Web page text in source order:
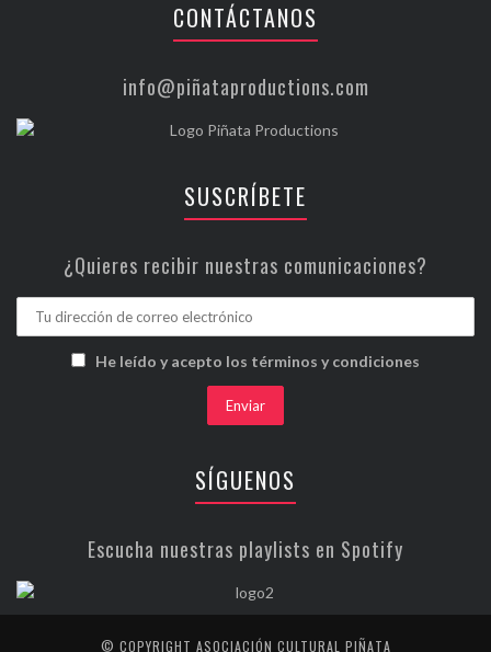
CONTÁCTANOS
info@piñataproductions.com
SUSCRÍBETE
¿Quieres recibir nuestras comunicaciones?
He leído y acepto los términos y condiciones
SÍGUENOS
Escucha nuestras playlists en Spotify
© COPYRIGHT ASOCIACIÓN CULTURAL PIÑATA